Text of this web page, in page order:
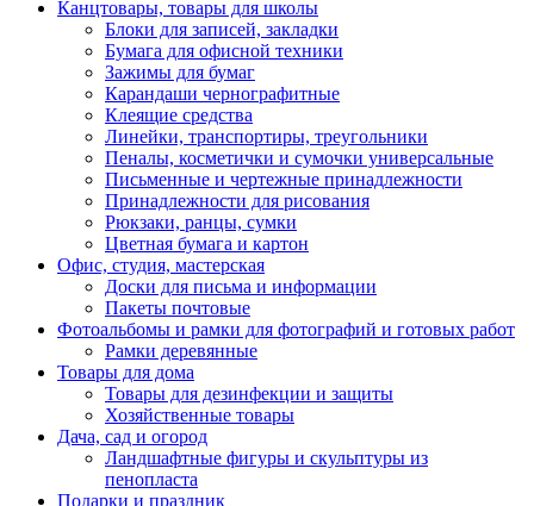
Канцтовары, товары для школы
Блоки для записей, закладки
Бумага для офисной техники
Зажимы для бумаг
Карандаши чернографитные
Клеящие средства
Линейки, транспортиры, треугольники
Пеналы, косметички и сумочки универсальные
Письменные и чертежные принадлежности
Принадлежности для рисования
Рюкзаки, ранцы, сумки
Цветная бумага и картон
Офис, студия, мастерская
Доски для письма и информации
Пакеты почтовые
Фотоальбомы и рамки для фотографий и готовых работ
Рамки деревянные
Товары для дома
Товары для дезинфекции и защиты
Хозяйственные товары
Дача, сад и огород
Ландшафтные фигуры и скульптуры из
пенопласта
Подарки и праздник